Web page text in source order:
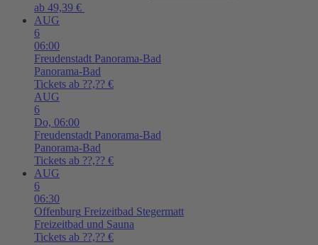
ab 49,39 €
AUG
6
06:00
Freudenstadt Panorama-Bad
Panorama-Bad
Tickets ab ??,?? €
AUG
6
Do, 06:00
Freudenstadt Panorama-Bad
Panorama-Bad
Tickets ab ??,?? €
AUG
6
06:30
Offenburg Freizeitbad Stegermatt
Freizeitbad und Sauna
Tickets ab ??,?? €